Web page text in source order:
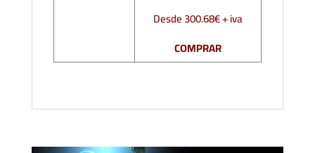
Desde 300.68€ + iva
COMPRAR